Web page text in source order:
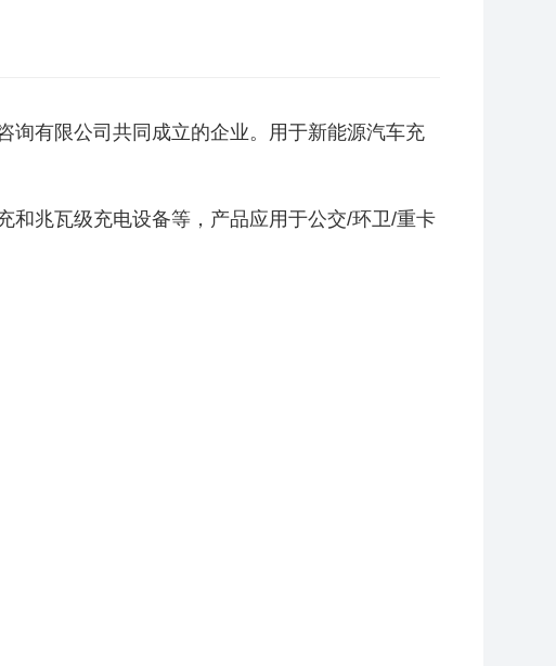
询有限公司共同成立的企业。用于新能源汽车充
和兆瓦级充电设备等，产品应用于公交/环卫/重卡